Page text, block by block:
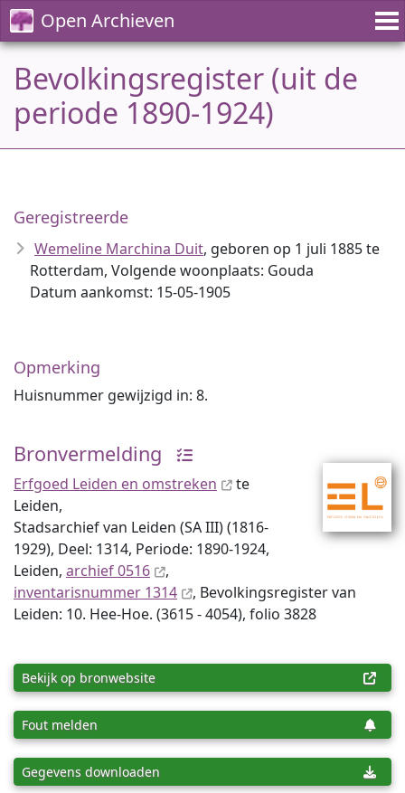
Open Archieven
Bevolkingsregister (uit de
periode 1890-1924)
Geregistreerde
Wemeline Marchina Duit, geboren op 1 juli 1885 te
Rotterdam, Volgende woonplaats: Gouda
Datum aankomst: 15-05-1905
Opmerking
Huisnummer gewijzigd in: 8.
Bronvermelding
Erfgoed Leiden en omstreken
te
Leiden,
Stadsarchief van Leiden (SA III) (1816-
1929), Deel: 1314, Periode: 1890-1924,
Leiden, archief 0516
,
inventaris­num­mer 1314
, Bevolkingsregister van
Leiden: 10. Hee-Hoe. (3615 - 4054), folio 3828
Bekijk op bronwebsite
Fout melden
Gegevens downloaden